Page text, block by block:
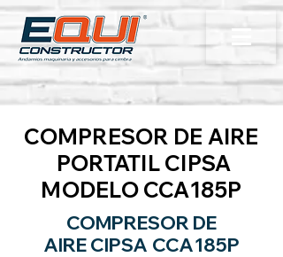
COMPRESOR DE AIRE
PORTATIL CIPSA
MODELO CCA185P
COMPRESOR DE
AIRECIPSA CCA185P